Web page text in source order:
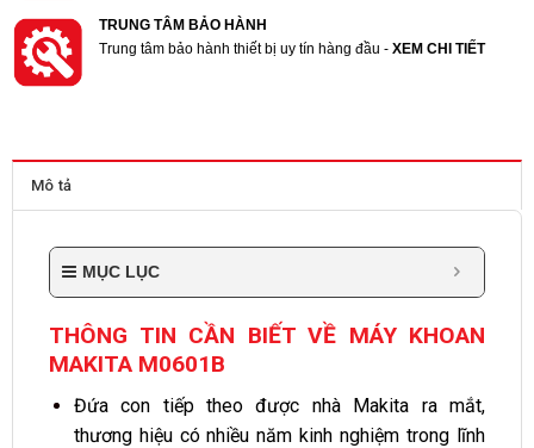
TRUNG TÂM BẢO HÀNH
Trung tâm bảo hành thiết bị uy tín hàng đầu -XEM CHI TIẾT
Mô tả
MỤC LỤC
THÔNG TIN CẦN BIẾT VỀ MÁY KHOAN
MAKITA M0601B
Đứa con tiếp theo được nhà Makita ra mắt,
thương hiệu có nhiều năm kinh nghiệm trong lĩnh